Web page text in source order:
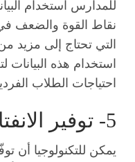
للمدارس استخدام
نقاط القوة والضعف في
التي تحتاج إلى مزيد
استخدام هذه البيانات
احتياجات الطلاب
5- توفير الانفتاح والتفاعل
يمكن للتكنولوجيا أن